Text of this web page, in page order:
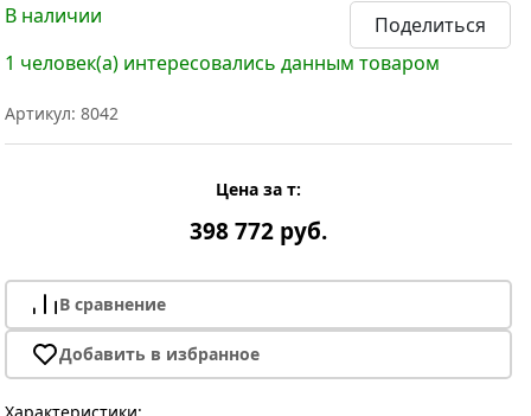
В наличии
Поделиться
1 человек(а) интересовались данным товаром
Артикул: 8042
Цена за т:
398 772 руб.
В сравнение
Добавить в избранное